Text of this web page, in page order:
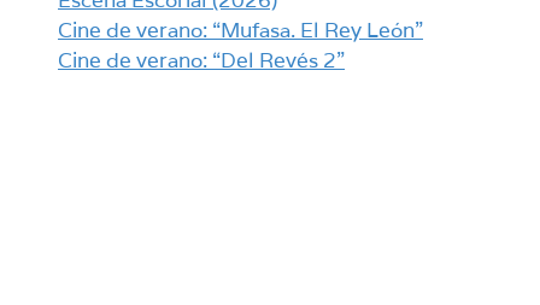
Cine de verano: “Mufasa. El Rey León”
Cine de verano: “Del Revés 2”